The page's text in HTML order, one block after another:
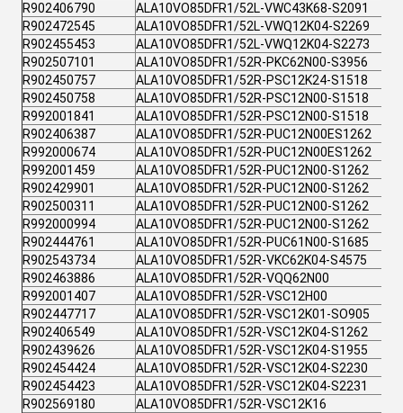
R902406790
ALA10VO85DFR1/52L-VWC43K68-S2091
R902472545
ALA10VO85DFR1/52L-VWQ12K04-S2269
R902455453
ALA10VO85DFR1/52L-VWQ12K04-S2273
R902507101
ALA10VO85DFR1/52R-PKC62N00-S3956
R902450757
ALA10VO85DFR1/52R-PSC12K24-S1518
R902450758
ALA10VO85DFR1/52R-PSC12N00-S1518
R992001841
ALA10VO85DFR1/52R-PSC12N00-S1518
R902406387
ALA10VO85DFR1/52R-PUC12N00ES1262
R992000674
ALA10VO85DFR1/52R-PUC12N00ES1262
R992001459
ALA10VO85DFR1/52R-PUC12N00-S1262
R902429901
ALA10VO85DFR1/52R-PUC12N00-S1262
R902500311
ALA10VO85DFR1/52R-PUC12N00-S1262
R992000994
ALA10VO85DFR1/52R-PUC12N00-S1262
R902444761
ALA10VO85DFR1/52R-PUC61N00-S1685
R902543734
ALA10VO85DFR1/52R-VKC62K04-S4575
R902463886
ALA10VO85DFR1/52R-VQQ62N00
R992001407
ALA10VO85DFR1/52R-VSC12H00
R902447717
ALA10VO85DFR1/52R-VSC12K01-SO905
R902406549
ALA10VO85DFR1/52R-VSC12K04-S1262
R902439626
ALA10VO85DFR1/52R-VSC12K04-S1955
R902454424
ALA10VO85DFR1/52R-VSC12K04-S2230
R902454423
ALA10VO85DFR1/52R-VSC12K04-S2231
R902569180
ALA10VO85DFR1/52R-VSC12K16